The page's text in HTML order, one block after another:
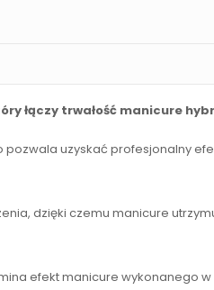
łączy trwałość manicure
uzyskać profesjonalny
dzięki czemu manicure
efekt manicure wykonanego w